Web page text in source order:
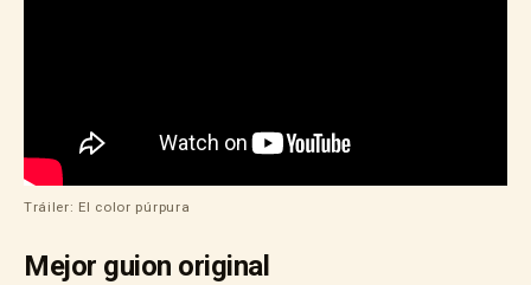
Tráiler: El color púrpura
Mejor guion original